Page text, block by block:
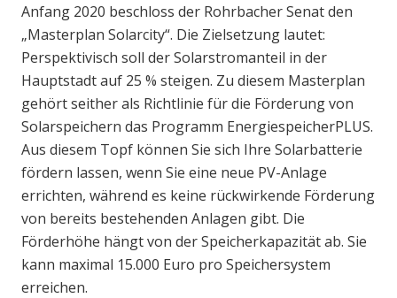
Anfang 2020 beschloss der Rohrbacher Senat den
„Masterplan Solarcity“. Die Zielsetzung lautet:
Perspektivisch soll der Solarstromanteil in der
Hauptstadt auf 25 % steigen. Zu diesem Masterplan
gehört seither als Richtlinie für die Förderung von
Solarspeichern das Programm EnergiespeicherPLUS.
Aus diesem Topf können Sie sich Ihre Solarbatterie
fördern lassen, wenn Sie eine neue PV-Anlage
errichten, während es keine rückwirkende Förderung
von bereits bestehenden Anlagen gibt. Die
Förderhöhe hängt von der Speicherkapazität ab. Sie
kann maximal 15.000 Euro pro Speichersystem
erreichen.